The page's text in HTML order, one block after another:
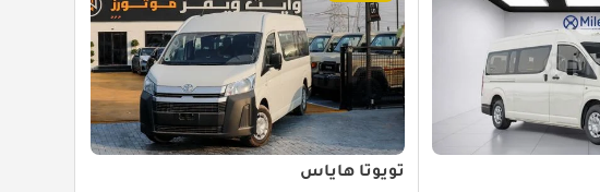
تويوتا هاياس